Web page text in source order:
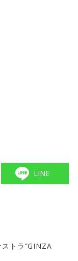
LINE
トラ”GINZA